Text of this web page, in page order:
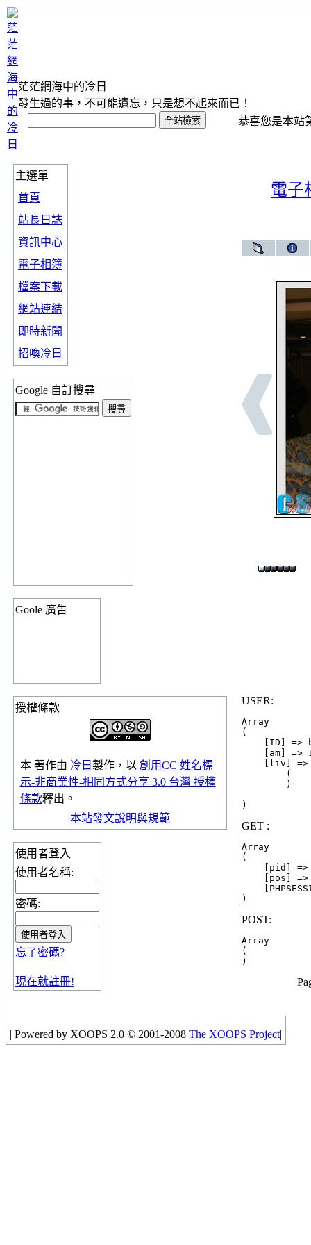
茫茫網海中的冷日
發生過的事，不可能遺忘，只是想不起來而已！
恭喜您是本站
主選單
首頁
站長日誌
資訊中心
電子相簿
檔案下載
網站連結
即時新聞
招喚冷日
Google 自訂搜尋
Goole 廣告
授權條款
本 著作由 冷日 製作，以 創用CC 姓名標
示-非商業性-相同方式分享 3.0 台灣 授權
條款釋出。
本站發文說明與規範
使用者登入
使用者名稱:
密碼:
忘了密碼?
現在就註冊!
電子
USER:
Array
(
[ID] =>
[am] =>
[liv] =>
        (
        )
GET :
Array
(
[pid] =>
[pos] =>
POST:
Array
(
| Powered by XOOPS 2.0 © 2001-2008 The XOOPS Project|